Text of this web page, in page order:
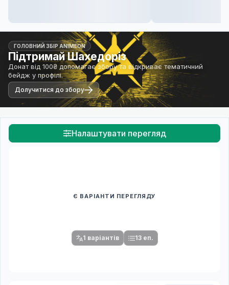
ГОЛОВНИЙ ЗБІР ANIMEON
Підтримай Шахедоріз
Донат від 100₴ допомагає збору та відкриває тематичний
бейдж у профілі.
Долучитися до збору
Налаштувати перегляд
Є ВАРІАНТИ ПЕРЕГЛЯДУ
1 варіантів 13 еп.